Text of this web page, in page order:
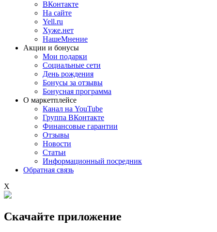
ВКонтакте
На сайте
Yell.ru
Хуже.нет
НашеМнение
Акции и бонусы
Мои подарки
Социальные сети
День рождения
Бонусы за отзывы
Бонусная программа
О маркетплейсе
Канал на YouTube
Группа ВКонтакте
Финансовые гарантии
Отзывы
Новости
Статьи
Информационный посредник
Обратная связь
X
Скачайте приложение